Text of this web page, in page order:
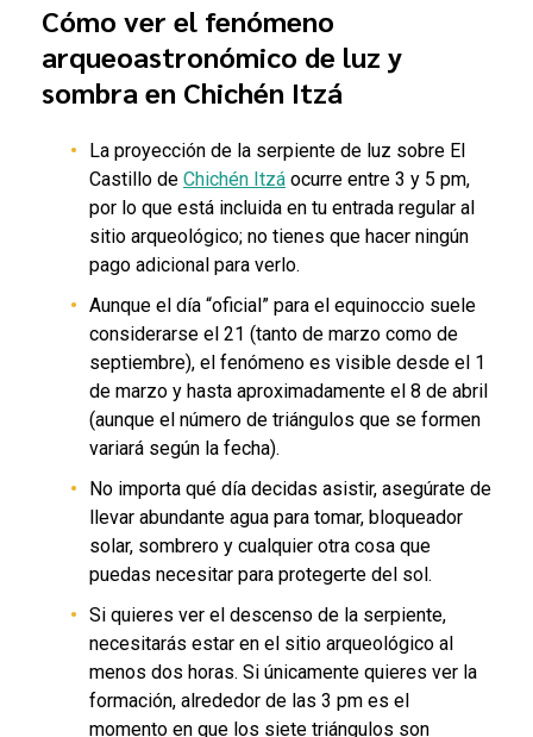
Cómo ver el fenómeno
arqueoastronómico de luz y
sombra en Chichén Itzá
La proyección de la serpiente de luz sobre El
Castillo de Chichén Itzá ocurre entre 3 y 5 pm,
por lo que está incluida en tu entrada regular al
sitio arqueológico; no tienes que hacer ningún
pago adicional para verlo.
Aunque el día “oficial” para el equinoccio suele
considerarse el 21 (tanto de marzo como de
septiembre), el fenómeno es visible desde el 1
de marzo y hasta aproximadamente el 8 de abril
(aunque el número de triángulos que se formen
variará según la fecha).
No importa qué día decidas asistir, asegúrate de
llevar abundante agua para tomar, bloqueador
solar, sombrero y cualquier otra cosa que
puedas necesitar para protegerte del sol.
Si quieres ver el descenso de la serpiente,
necesitarás estar en el sitio arqueológico al
menos dos horas. Si únicamente quieres ver la
formación, alrededor de las 3 pm es el
momento en que los siete triángulos son